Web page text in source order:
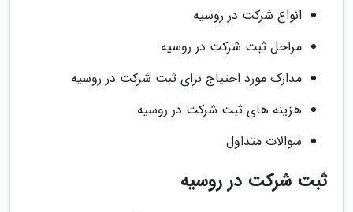
انواع شرکت در روسیه
مراحل ثبت شرکت در روسیه
مدارک مورد احتیاج برای ثبت شرکت در روسیه
هزینه های ثبت شرکت در روسیه
سوالات متداول
ثبت شرکت در روسیه